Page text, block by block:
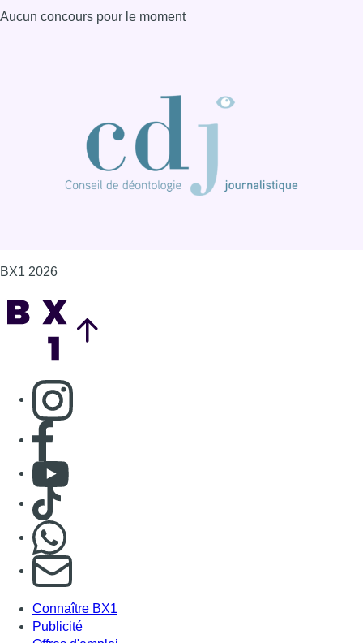
Aucun concours pour le moment
BX1 2026
Consulter page Instagram
Consulter page Facebook
Consulter Youtube
Consulter TikTok
S'abonner à notre newsletter
Connaître BX1
Publicité